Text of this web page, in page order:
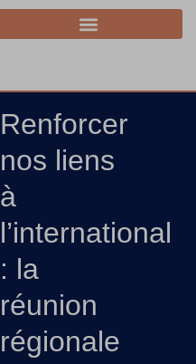
Renforcer
nos liens
à
l’international
: la
réunion
régionale